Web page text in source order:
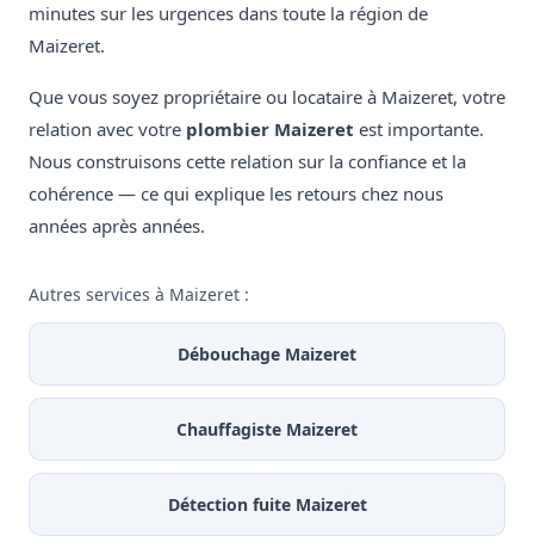
minutes sur les urgences dans toute la région de
Maizeret.
Que vous soyez propriétaire ou locataire à Maizeret, votre
relation avec votre plombier Maizeret est importante.
Nous construisons cette relation sur la confiance et la
cohérence — ce qui explique les retours chez nous
années après années.
Autres services à Maizeret :
Débouchage Maizeret
Chauffagiste Maizeret
Détection fuite Maizeret